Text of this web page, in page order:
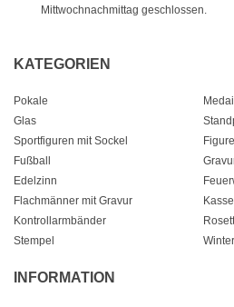
Mittwochnachmittag geschlossen.
KATEGORIEN
Pokale
Glas
Sportfiguren mit Sockel
Fußball
Edelzinn
Flachmänner mit Gravur
Kontrollarmbänder
Stempel
INFORMATION